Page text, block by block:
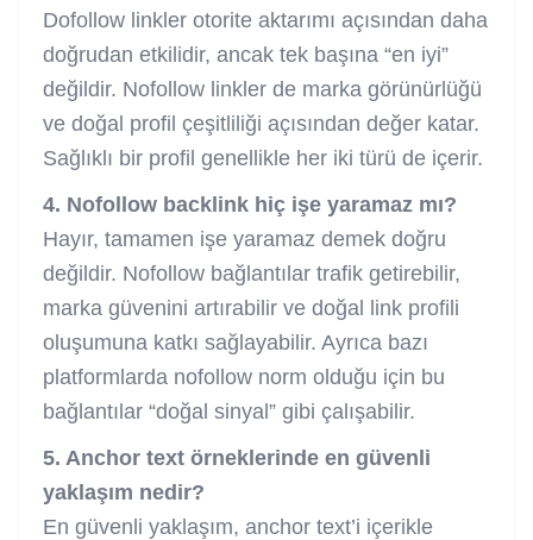
Dofollow linkler otorite aktarımı açısından daha
doğrudan etkilidir, ancak tek başına “en iyi”
değildir. Nofollow linkler de marka görünürlüğü
ve doğal profil çeşitliliği açısından değer katar.
Sağlıklı bir profil genellikle her iki türü de içerir.
4. Nofollow backlink hiç işe yaramaz mı?
Hayır, tamamen işe yaramaz demek doğru
değildir. Nofollow bağlantılar trafik getirebilir,
marka güvenini artırabilir ve doğal link profili
oluşumuna katkı sağlayabilir. Ayrıca bazı
platformlarda nofollow norm olduğu için bu
bağlantılar “doğal sinyal” gibi çalışabilir.
5. Anchor text örneklerinde en güvenli
yaklaşım nedir?
En güvenli yaklaşım, anchor text’i içerikle